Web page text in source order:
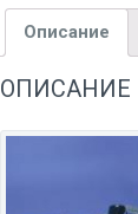
Описание
ОПИСАНИЕ